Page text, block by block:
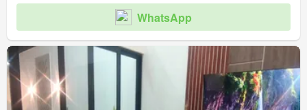
WhatsApp